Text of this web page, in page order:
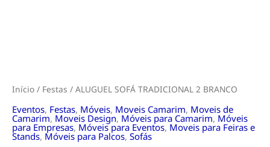
Início / Festas / ALUGUEL SOFÁ TRADICIONAL 2 BRANCO
Eventos, Festas, Móveis, Moveis Camarim, Moveis de
Camarim, Moveis Design, Móveis para Camarim, Móveis
para Empresas, Móveis para Eventos, Moveis para Feiras e
Stands, Móveis para Palcos, Sofás